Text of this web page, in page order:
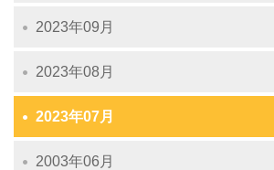
2023年09月
2023年08月
2023年07月
2003年06月